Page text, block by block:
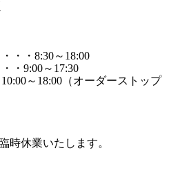
・・ 8:30～18:00
・ 9:00～17:30
10:00～18:00 （オーダーストップ
時休業いたします。